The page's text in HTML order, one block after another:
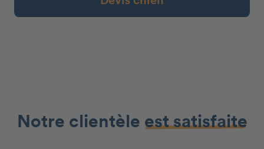
Notre clientèle est satisfaite